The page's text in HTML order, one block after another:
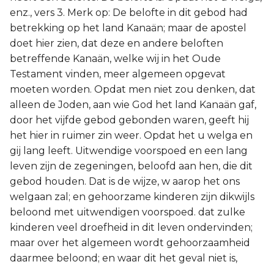
enz., vers 3. Merk op: De belofte in dit gebod had
betrekking op het land Kanaän; maar de apostel
doet hier zien, dat deze en andere beloften
betreffende Kanaän, welke wij in het Oude
Testament vinden, meer algemeen opgevat
moeten worden. Opdat men niet zou denken, dat
alleen de Joden, aan wie God het land Kanaän gaf,
door het vijfde gebod gebonden waren, geeft hij
het hier in ruimer zin weer. Opdat het u welga en
gij lang leeft. Uitwendige voorspoed en een lang
leven zijn de zegeningen, beloofd aan hen, die dit
gebod houden. Dat is de wijze, w aarop het ons
welgaan zal; en gehoorzame kinderen zijn dikwijls
beloond met uitwendigen voorspoed. dat zulke
kinderen veel droefheid in dit leven ondervinden;
maar over het algemeen wordt gehoorzaamheid
daarmee beloond; en waar dit het geval niet is,